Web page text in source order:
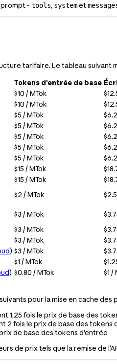
- tools, systemet
tarifaire. Le tableau
Tokens d'entrée de base
$10 / MTok
$10 / MTok
$5 / MTok
$5 / MTok
$5 / MTok
$5 / MTok
$5 / MTok
$15 / MTok
$15 / MTok
$2 / MTok
$3 / MTok
$3 / MTok
$3 / MTok
) $3 / MTok
$1 / MTok
) $0.80 / MTok $1 /
pour la mise en cache des
1,25 fois le prix de base des
2 fois le prix de base des tokens
de base des tokens d'entrée
de prix tels que la remise de